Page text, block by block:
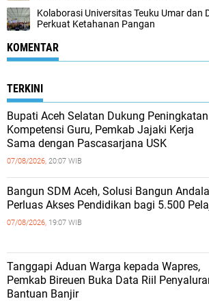
Kolaborasi Universitas Teuku Umar dan
Perkuat Ketahanan Pangan
KOMENTAR
TERKINI
Bupati Aceh Selatan Dukung Peningkatan
Kompetensi Guru, Pemkab Jajaki Kerja
Sama dengan Pascasarjana USK
07/08/2026, 20:07 WIB
‎Bangun SDM Aceh, Solusi Bangun
Perluas Akses Pendidikan bagi 5.500
07/08/2026, 19:07 WIB
Tanggapi Aduan Warga kepada Wapres,
Pemkab Bireuen Buka Data Riil
Bantuan Banjir